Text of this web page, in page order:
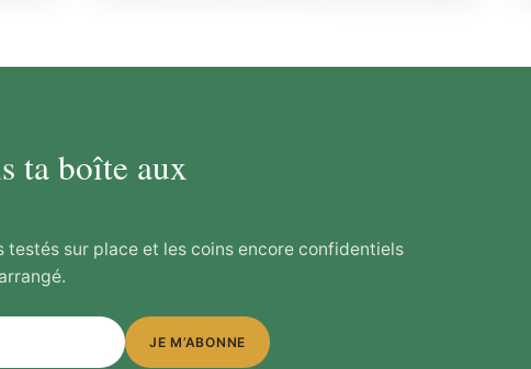
ta boîte aux
testés sur place et les coins encore confidentiels
JE M’ABONNE